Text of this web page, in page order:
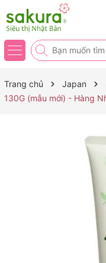
Trang chủ Japan
130G (mẫu mới) - Hàng